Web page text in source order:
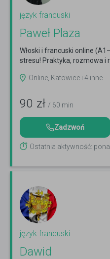
język francuski
Paweł Plaza
Włoski i francuski online
stresu! Praktyka, rozmowa i
Online, Katowice i 4 inne
90 zł / 60 min
Zadzwoń
Ostatnia aktywność:
język francuski
Dawid